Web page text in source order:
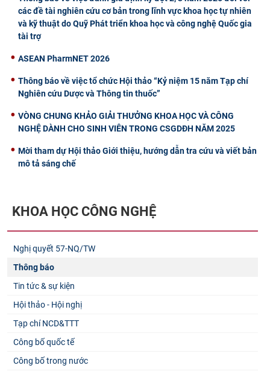
các đề tài nghiên cứu cơ bản trong lĩnh vực khoa học tự nhiên
và kỹ thuật do Quỹ Phát triển khoa học và công nghệ Quốc gia
tài trợ
ASEAN PharmNET 2026
Thông báo về việc tổ chức Hội thảo “Kỷ niệm 15 năm Tạp chí
Nghiên cứu Dược và Thông tin thuốc”
VÒNG CHUNG KHẢO GIẢI THƯỞNG KHOA HỌC VÀ CÔNG
NGHỆ DÀNH CHO SINH VIÊN TRONG CSGDĐH NĂM 2025
Mời tham dự Hội thảo Giới thiệu, hướng dẫn tra cứu và viết bản
mô tả sáng chế
KHOA HỌC CÔNG NGHỆ
Nghị quyết 57-NQ/TW
Thông báo
Tin tức & sự kiện
Hội thảo - Hội nghị
Tạp chí NCD&TTT
Công bố quốc tế
Công bố trong nước